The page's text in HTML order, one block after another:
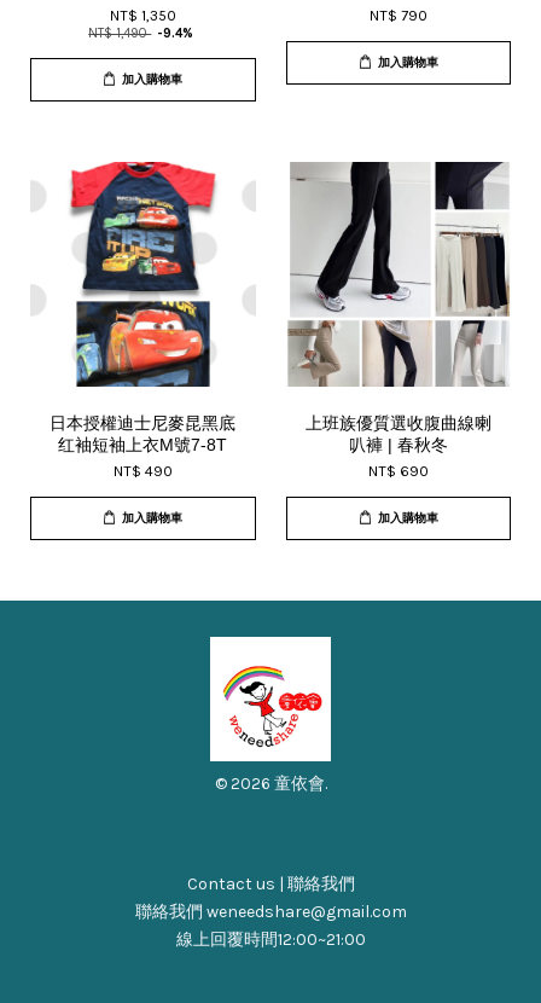
NT$ 1,350
NT$ 1,490 -9.4%
加入購物車
NT$ 790
加入購物車
日本授權迪士尼麥昆黑底
红袖短袖上衣M號7-8T
NT$ 490
加入購物車
上班族優質選收腹曲線喇
叭褲 | 春秋冬
NT$ 690
加入購物車
© 2026 童依會.
Contact us | 聯絡我們
聯絡我們 weneedshare@gmail.com
線上回覆時間12:00~21:00